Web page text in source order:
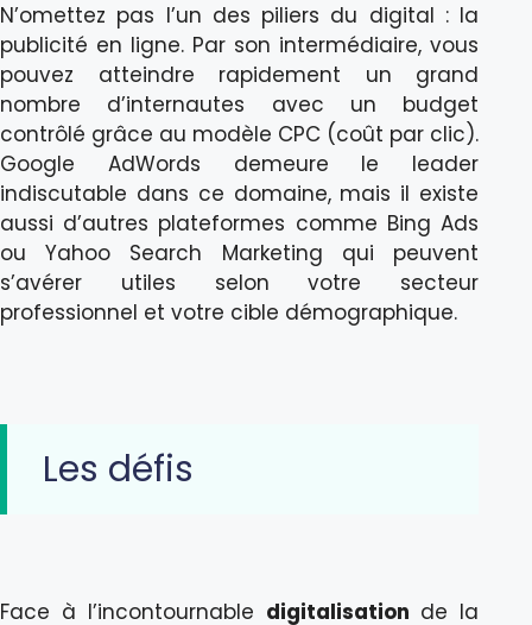
N’omettez pas l’un des piliers du digital : la
publicité en ligne. Par son intermédiaire, vous
pouvez atteindre rapidement un grand
nombre d’internautes avec un budget
contrôlé grâce au modèle CPC (coût par clic).
Google AdWords demeure le leader
indiscutable dans ce domaine, mais il existe
aussi d’autres plateformes comme Bing Ads
ou Yahoo Search Marketing qui peuvent
s’avérer utiles selon votre secteur
professionnel et votre cible démographique.
Les défis
Face à l’incontournable digitalisation de la